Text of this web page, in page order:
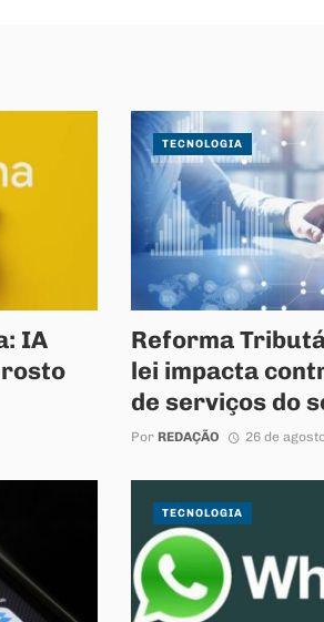
IA
Reforma
lei impacta
de serviços do
Por REDAÇÃO 26 de
TECNOLOGIA
TECNOLOGIA